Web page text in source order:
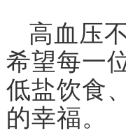
高血压
希望每一
低盐饮食
的幸福。